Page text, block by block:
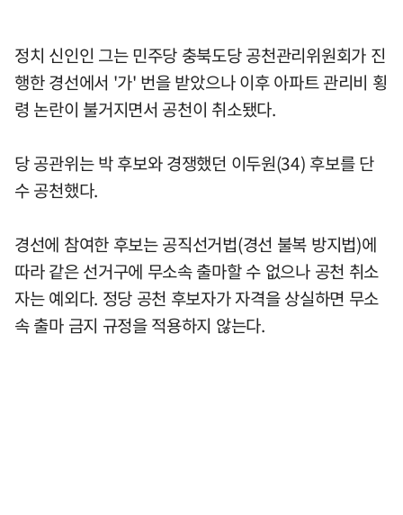
정치 신인인 그는 민주당 충북도당 공천관리위원회가 진
행한 경선에서 '가' 번을 받았으나 이후 아파트 관리비 횡
령 논란이 불거지면서 공천이 취소됐다.
당 공관위는 박 후보와 경쟁했던 이두원(34) 후보를 단
수 공천했다.
경선에 참여한 후보는 공직선거법(경선 불복 방지법)에
따라 같은 선거구에 무소속 출마할 수 없으나 공천 취소
자는 예외다. 정당 공천 후보자가 자격을 상실하면 무소
속 출마 금지 규정을 적용하지 않는다.